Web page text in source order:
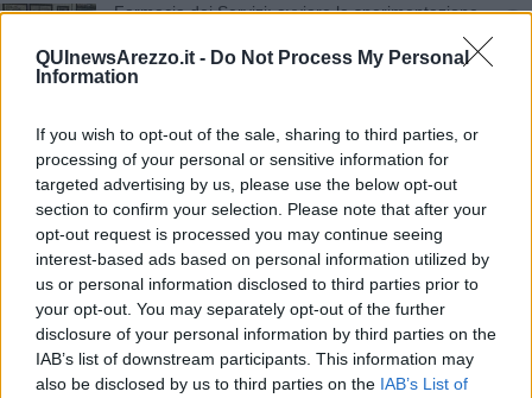
QUInewsArezzo.it - Do Not Process My Personal
Information
If you wish to opt-out of the sale, sharing to third parties, or
processing of your personal or sensitive information for
targeted advertising by us, please use the below opt-out
section to confirm your selection. Please note that after your
opt-out request is processed you may continue seeing
interest-based ads based on personal information utilized by
us or personal information disclosed to third parties prior to
your opt-out. You may separately opt-out of the further
disclosure of your personal information by third parties on the
IAB’s list of downstream participants. This information may
also be disclosed by us to third parties on the IAB’s List of
Farmacia dei Servizi: avviare la sperimentazione
La Serracchiani in città per il Sì
Qualità della vita, la Toscana è fuori dalle big
Torna il Concorso Polifonico Nazionale
Al via il 38esimo Concorso Polifonico Nazionale
Certificato di rientro a scuola, la Toscana punta a
fare senza
Via al grande esodo, bollino nero e allerta meteo